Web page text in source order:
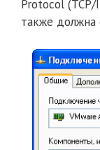
Protocol (TCP/
также должна